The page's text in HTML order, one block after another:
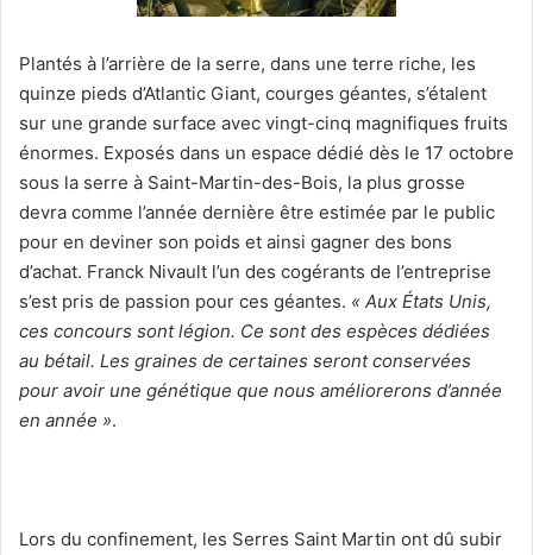
Plantés à l’arrière de la serre, dans une terre riche, les
quinze pieds d’Atlantic Giant, courges géantes, s’étalent
sur une grande surface avec vingt-cinq magnifiques fruits
énormes. Exposés dans un espace dédié dès le 17 octobre
sous la serre à Saint-Martin-des-Bois, la plus grosse
devra comme l’année dernière être estimée par le public
pour en deviner son poids et ainsi gagner des bons
d’achat. Franck Nivault l’un des cogérants de l’entreprise
s’est pris de passion pour ces géantes. « Aux États Unis,
ces concours sont légion. Ce sont des espèces dédiées
au bétail. Les graines de certaines seront conservées
pour avoir une génétique que nous améliorerons d’année
en année ».
Lors du confinement, les Serres Saint Martin ont dû subir